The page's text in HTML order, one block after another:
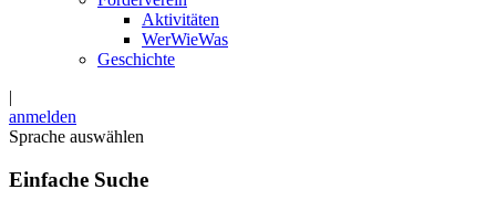
Aktivitäten
WerWieWas
Geschichte
|
anmelden
Sprache auswählen
Einfache Suche